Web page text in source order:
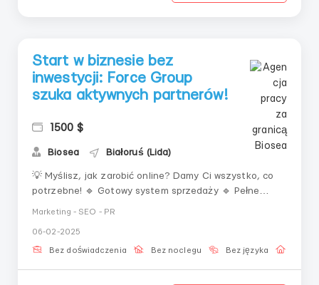
Start w biznesie bez
inwestycji: Force Group
szuka aktywnych partnerów!
1500 $
Biosea Białoruś (Lida)
💡 Myślisz, jak zarobić online? Damy Ci wszystko, co
potrzebne! 🔹 Gotowy system sprzedaży 🔹 Pełne
Twojej aktywności! 📩 Napisz, jeżeli chcesz zacząć
zarabiać bez ryzyka! ...
Marketing - SEO - PR
06-02-2025
Bez doświadczenia Bez noclegu Bez języka